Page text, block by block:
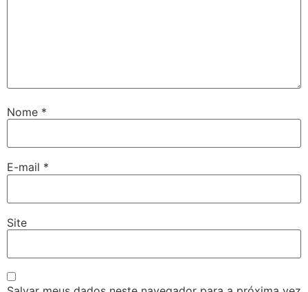
Nome *
E-mail *
Site